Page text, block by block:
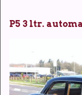
P5 3 ltr.